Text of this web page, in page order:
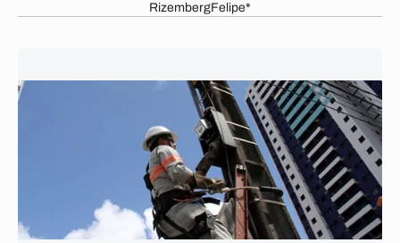
RizembergFelipe*